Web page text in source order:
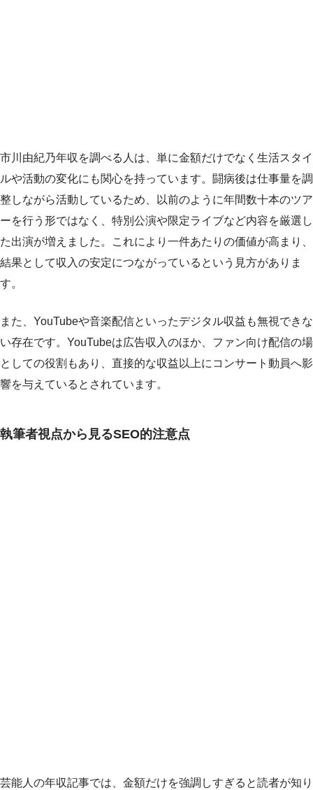
市川由紀乃年収を調べる人は、単に金額だけでなく生活スタイ
ルや活動の変化にも関心を持っています。闘病後は仕事量を調
整しながら活動しているため、以前のように年間数十本のツア
ーを行う形ではなく、特別公演や限定ライブなど内容を厳選し
た出演が増えました。これにより一件あたりの価値が高まり、
結果として収入の安定につながっているという見方がありま
す。
また、YouTubeや音楽配信といったデジタル収益も無視できな
い存在です。YouTubeは広告収入のほか、ファン向け配信の場
としての役割もあり、直接的な収益以上にコンサート動員へ影
響を与えているとされています。
執筆者視点から見るSEO的注意点
芸能人の年収記事では、金額だけを強調しすぎると読者が知り